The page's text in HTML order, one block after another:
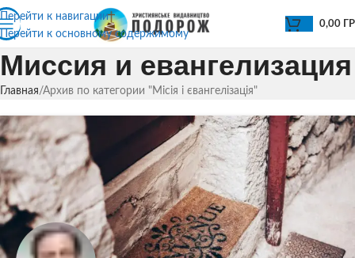
Перейти к навигации
Перейти к основному содержимому
0,00
Миссия и евангелизация
Главная Архив по категории "Місія і євангелізація"